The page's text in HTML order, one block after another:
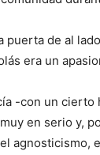
puerta de al
era un
-con un cierto
en serio y,
agnosticismo,